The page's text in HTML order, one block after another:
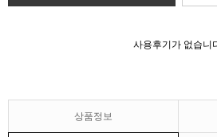
사용후기가 없습니
상품정보